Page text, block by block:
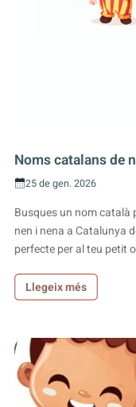
Noms catalans de
25 de gen. 2026
Busques un nom català
nen i nena a Catalunya
perfecte per al teu petit
Llegeix més